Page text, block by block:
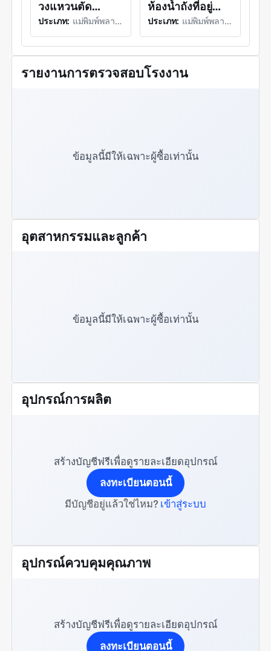
วงแหวนตัด
วงกลมและ
คุณสมบัติการติด
ตั้งแท็บรูกุญแจใน
ตัว
ประเภท: แม่พิมพ์พลาสติก (การฉีดขึ้นรูปพลาสติก)
ห้องน้ำถังที่อยู่
อาศัย
ประเภท: แม่พิมพ์พลาสติก (การฉีดขึ้นรูปพลาสติก)
รายงานการตรวจสอบโรงงาน
ข้อมูลนี้มีให้เฉพาะผู้ซื้อเท่านั้น
อุตสาหกรรมและลูกค้า
ข้อมูลนี้มีให้เฉพาะผู้ซื้อเท่านั้น
อุปกรณ์การผลิต
สร้างบัญชีฟรีเพื่อดูรายละเอียดอุปกรณ์
ลงทะเบียนตอนนี้
มีบัญชีอยู่แล้วใช่ไหม? เข้าสู่ระบบ
อุปกรณ์ควบคุมคุณภาพ
สร้างบัญชีฟรีเพื่อดูรายละเอียดอุปกรณ์
ลงทะเบียนตอนนี้